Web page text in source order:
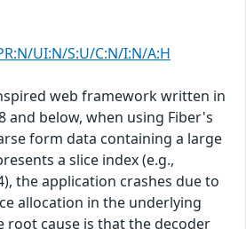
UI:N/S:U/C:N/I:N/A:H
web framework written in
and below, when using Fiber's
form data containing a large
a slice index (e.g.,
the application crashes due to
allocation in the underlying
root cause is that the decoder